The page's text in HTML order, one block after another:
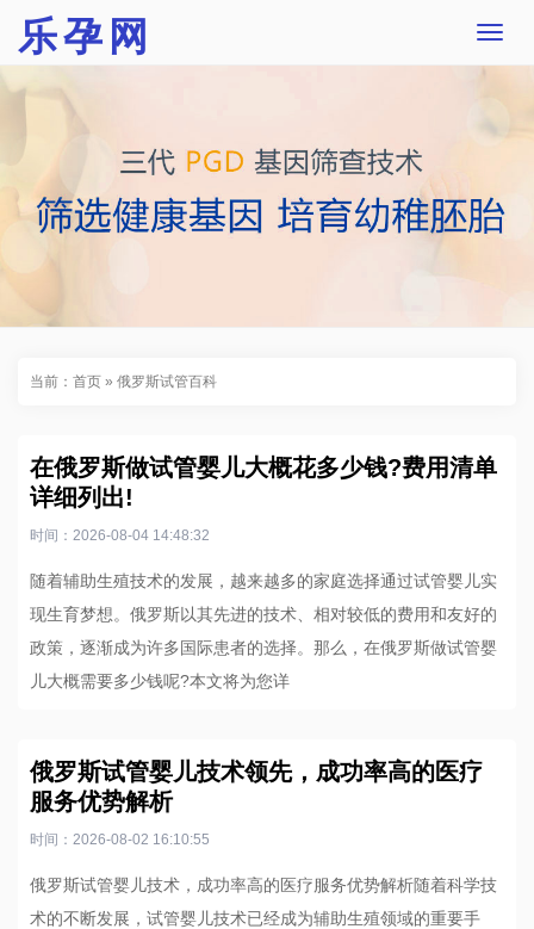
T
e
v
i
g
乐孕网
当前： 首页 » 俄罗斯试管百科
在俄罗斯做试管婴儿大概花多少钱?费用清单
详细列出!
时间：2026-08-04 14:48:32
随着辅助生殖技术的发展，越来越多的家庭选择通过试管婴儿实
现生育梦想。俄罗斯以其先进的技术、相对较低的费用和友好的
政策，逐渐成为许多国际患者的选择。那么，在俄罗斯做试管婴
儿大概需要多少钱呢?本文将为您详
俄罗斯试管婴儿技术领先，成功率高的医疗
服务优势解析
时间：2026-08-02 16:10:55
俄罗斯试管婴儿技术，成功率高的医疗服务优势解析随着科学技
术的不断发展，试管婴儿技术已经成为辅助生殖领域的重要手